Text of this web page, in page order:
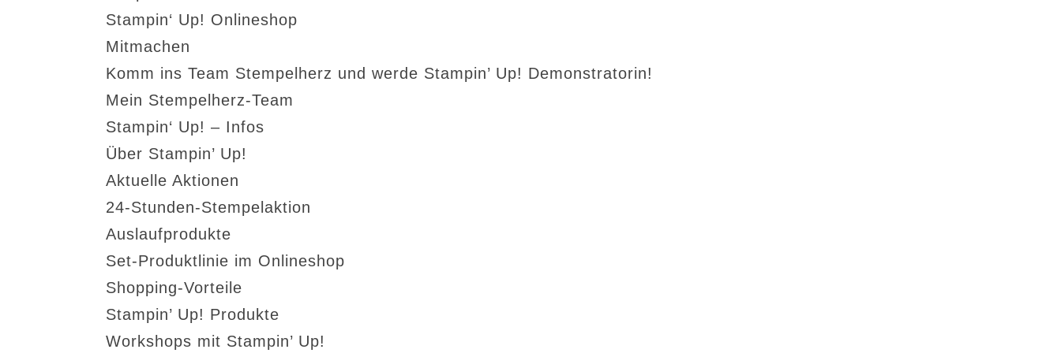
Stampin‘ Up! Onlineshop
Mitmachen
Komm ins Team Stempelherz und werde Stampin’ Up! Demonstratorin!
Mein Stempelherz-Team
Stampin‘ Up! – Infos
Über Stampin’ Up!
Aktuelle Aktionen
24-Stunden-Stempelaktion
Auslaufprodukte
Set-Produktlinie im Onlineshop
Shopping-Vorteile
Stampin’ Up! Produkte
Workshops mit Stampin’ Up!